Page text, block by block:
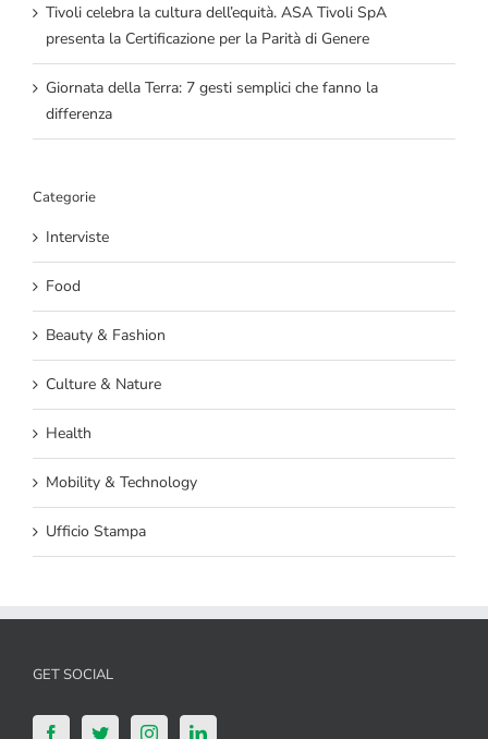
Tivoli celebra la cultura dell’equità. ASA Tivoli SpA
presenta la Certificazione per la Parità di Genere
Giornata della Terra: 7 gesti semplici che fanno la
differenza
Categorie
Interviste
Food
Beauty & Fashion
Culture & Nature
Health
Mobility & Technology
Ufficio Stampa
GET SOCIAL